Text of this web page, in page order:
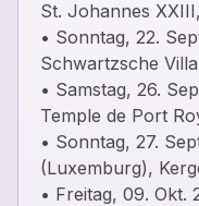
St. Johannes
• Sonntag, 22.
Schwartzsche
• Samstag, 26.
Temple de Port
• Sonntag, 27.
(Luxemburg),
• Freitag, 09. Okt.